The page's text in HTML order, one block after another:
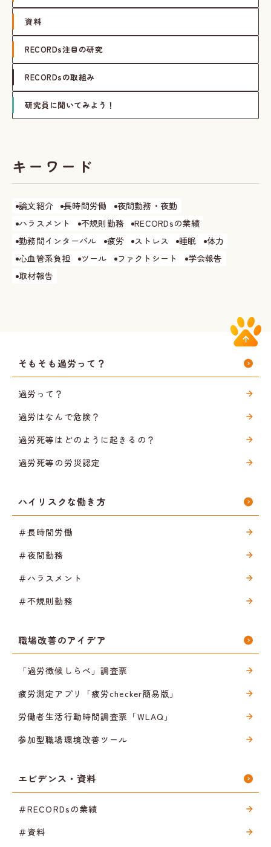
資料
RECORDs注目の研究
RECORDsの取組み
研究員に聞いてみよう！
キーワード
論文紹介 長時間労働
夜間勤務・夜勤
ハラスメント
不規則勤務
RECORDsの業績
勤務間インターバル
疲労 ストレス 睡眠
体力
心血管系負担
ツール ファクトシート
学会報告
取材報告
そもそも過労って？
過労って？
過労はなんで危険？
過労死等はどのように起きるの？
過労死等の労災認定
ハイリスクな働き方
＃長時間労働
＃夜間勤務
＃ハラスメント
＃不規則勤務
職場改善のアイデア
「過労徴候しらべ」調査票
疲労測定アプリ「疲労checker簡易版」
労働者生活行動時間調査票「WLAQ」
参加型職場環境改善ツール
エビデンス・資料
＃RECORDsの業績
＃資料